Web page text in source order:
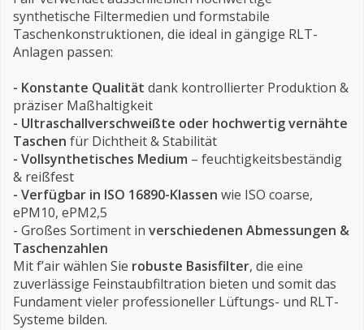
synthetische Filtermedien und formstabile
Taschenkonstruktionen, die ideal in gängige RLT-
Anlagen passen:
- Konstante Qualität dank kontrollierter Produktion &
präziser Maßhaltigkeit
- Ultraschallverschweißte oder hochwertig vernähte
Taschen für Dichtheit & Stabilität
- Vollsynthetisches Medium – feuchtigkeitsbeständig
& reißfest
- Verfügbar in ISO 16890-Klassen wie ISO coarse,
ePM10, ePM2,5
- Großes Sortiment in verschiedenen Abmessungen &
Taschenzahlen
Mit f’air wählen Sie robuste Basisfilter, die eine
zuverlässige Feinstaubfiltration bieten und somit das
Fundament vieler professioneller Lüftungs- und RLT-
Systeme bilden.